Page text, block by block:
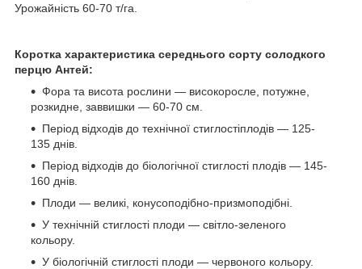
Урожайність 60-70 т/га.
Коротка характеристика середнього сорту солодкого
перцю Антей:
Фора та висота рослини — високоросле, потужне,
розкидне, заввишки — 60-70 см.
Період відходів до технічної стиглостіплодів — 125-
135 днів.
Період відходів до біологічної стиглості плодів — 145-
160 днів.
Плоди — великі, конусоподібно-призмоподібні.
У технічній стиглості плоди — світло-зеленого
кольору.
У біологічній стиглості плоди — червоного кольору.